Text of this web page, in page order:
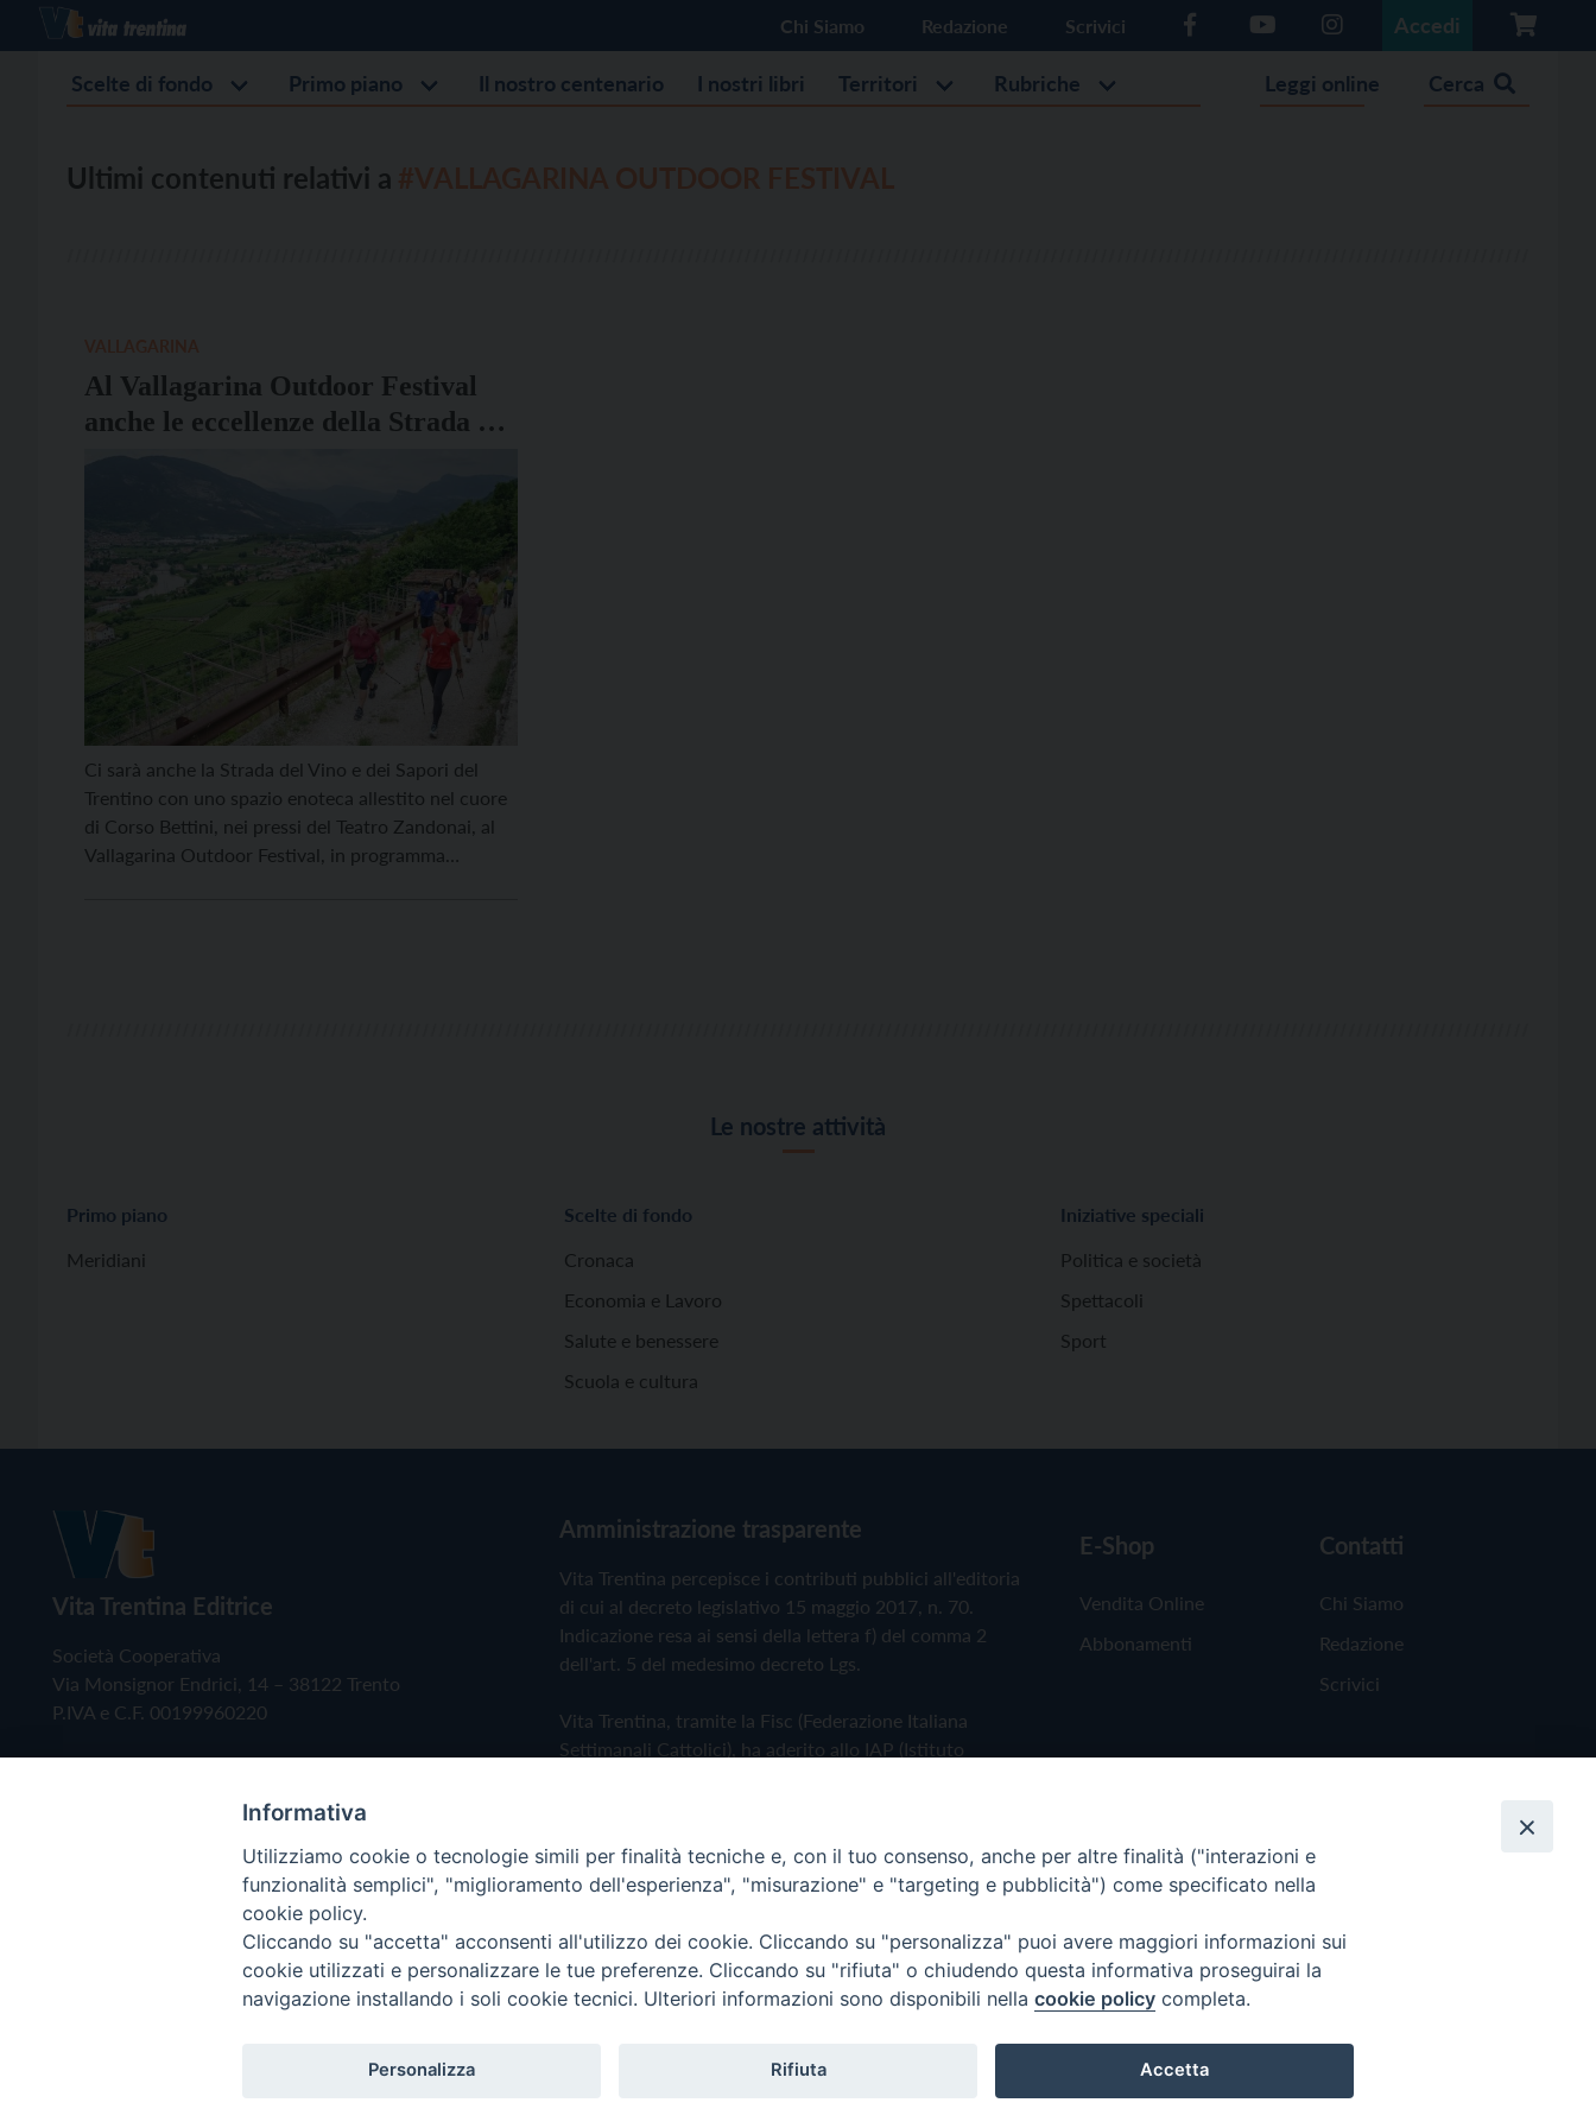
Chi Siamo Redazione Scrivici Accedi
Scelte di fondo Primo piano Il nostro centenario I nostri libri Territori Rubriche Leggi online Cerca
Ultimi contenuti relativi a
Al Vallagarina Outdoor Festival
anche le eccellenze della Strada del
Ci sarà anche la Strada del Vino e dei Sapori del
Trentino con uno spazio enoteca allestito nel cuore
di Corso Bettini, nei pressi del Teatro Zandonai, al
Vallagarina Outdoor Festival, in programma
Le nostre attività
Primo piano
Meridiani
Scelte di fondo
Cronaca
Economia e Lavoro
Salute e benessere
Scuola e cultura
Iniziative speciali
Politica e società
Spettacoli
Sport
Vita Trentina Editrice
Società Cooperativa
Via Monsignor Endrici, 14 – 38122 Trento
P.IVA e C.F. 00199960220
Amministrazione trasparente
Vita Trentina percepisce i contributi pubblici all'editoria
di cui al decreto legislativo 15 maggio 2017, n. 70.
Indicazione resa ai sensi della lettera f) del comma 2
dell'art. 5 del medesimo decreto Lgs.
Vita Trentina, tramite la Fisc (Federazione Italiana
Settimanali Cattolici), ha aderito allo IAP (Istituto
Privacy Policy Cookie Policy
E-Shop
Vendita Online
Abbonamenti
Contatti
Chi Siamo
Redazione
Scrivici
Copyright © 2019 - Tutti i diritti riservati - Vita Trentina Editrice
Informativa
Utilizziamo cookie o tecnologie simili per finalità tecniche e, con il tuo consenso, anche per altre finalità ("interazioni e
funzionalità semplici", "miglioramento dell'esperienza", "misurazione" e "targeting e pubblicità") come specificato nella
cookie policy.
Cliccando su "accetta" acconsenti all'utilizzo dei cookie. Cliccando su "personalizza" puoi avere maggiori informazioni sui
cookie utilizzati e personalizzare le tue preferenze. Cliccando su "rifiuta" o chiudendo questa informativa proseguirai la
navigazione installando i soli cookie tecnici. Ulteriori informazioni sono disponibili nella cookie policy completa.
Personalizza Rifiuta Accetta